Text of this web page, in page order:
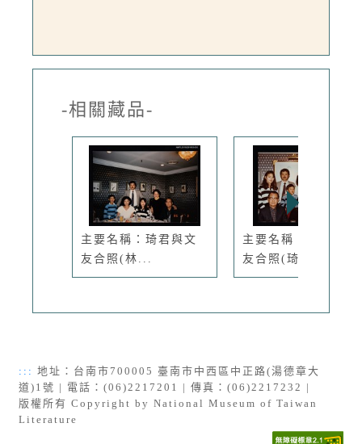
-相關藏品-
主要名稱：琦君與文
友合照(林...
主要名稱：琦君與文
友合照(琦...
::: 地址：台南市700005 臺南市中西區中正路(湯德章大
道)1號 | 電話：(06)2217201 | 傳真：(06)2217232 |
版權所有 Copyright by National Museum of Taiwan
Literature